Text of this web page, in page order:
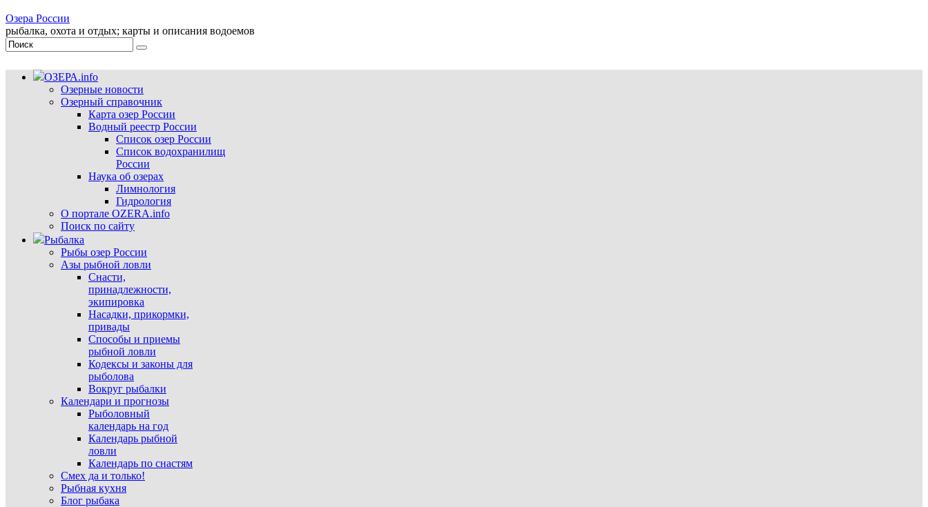
Озера России
рыбалка, охота и отдых; карты и описания водоемов
ОЗЕРА.info
Озерные новости
Озерный справочник
Карта озер России
Водный реестр России
Список озер России
Список водохранилищ
России
Наука об озерах
Лимнология
Гидрология
О портале OZERA.info
Поиск по сайту
Рыбалка
Рыбы озер России
Азы рыбной ловли
Снасти,
принадлежности,
экипировка
Насадки, прикормки,
привады
Способы и приемы
рыбной ловли
Кодексы и законы для
рыболова
Вокруг рыбалки
Календари и прогнозы
Рыболовный
календарь на год
Календарь рыбной
ловли
Календарь по снастям
Смех да и только!
Рыбная кухня
Блог рыбака